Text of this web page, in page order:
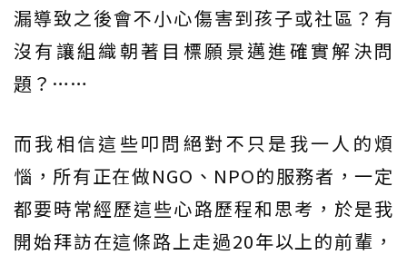
漏導致之後會不小心傷害到孩子或社區？有
沒有讓組織朝著目標願景邁進確實解決問
題？……
而我相信這些叩問絕對不只是我一人的煩
惱，所有正在做NGO、NPO的服務者，一定
都要時常經歷這些心路歷程和思考，於是我
開始拜訪在這條路上走過20年以上的前輩，